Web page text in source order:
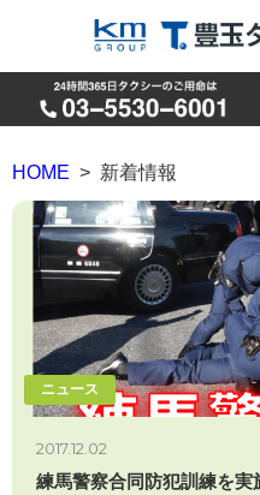
HOME > 新着情報
ニュース
2017.12.02
練馬警察合同防犯訓練を実